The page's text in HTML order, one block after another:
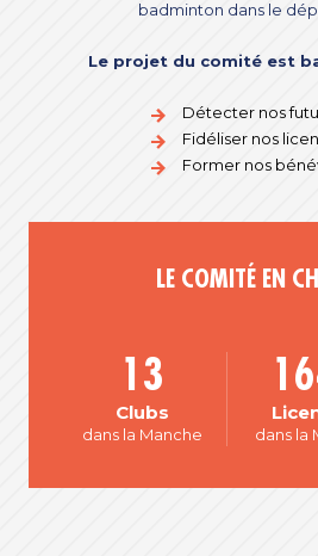
badminton dans le
Le projet du comité est
Détecter nos
Fidéliser nos
Former nos
LE COMITÉ EN
13
Clubs
dans la Manche dans la